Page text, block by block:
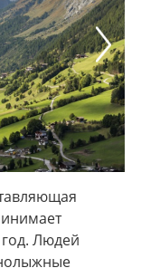
Next
Людей